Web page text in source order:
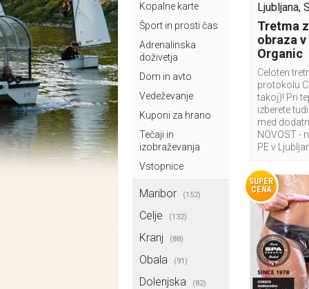
Kopalne karte
Šport in prosti čas
Adrenalinska
doživetja
Dom in avto
Vedeževanje
Kuponi za hrano
Tečaji in
izobraževanja
Vstopnice
Maribor (152)
Celje (132)
Kranj (88)
Obala (91)
Dolenjska (82)
Ljubljana,
Tretma
obraza
Organic
Celoten
protokolu
takoj)! Pri
izberete
med
NOVOST -
PE v
SUPER
CENA